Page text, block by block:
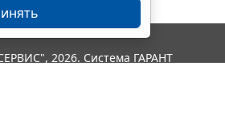
2026. Система ГАРАНТ